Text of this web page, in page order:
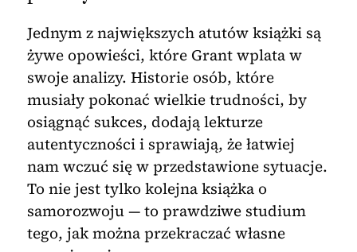
Jednym z największych atutów książki są
żywe opowieści, które Grant wplata w
swoje analizy. Historie osób, które
musiały pokonać wielkie trudności, by
osiągnąć sukces, dodają lekturze
autentyczności i sprawiają, że łatwiej
nam wczuć się w przedstawione sytuacje.
To nie jest tylko kolejna książka o
samorozwoju — to prawdziwe studium
tego, jak można przekraczać własne